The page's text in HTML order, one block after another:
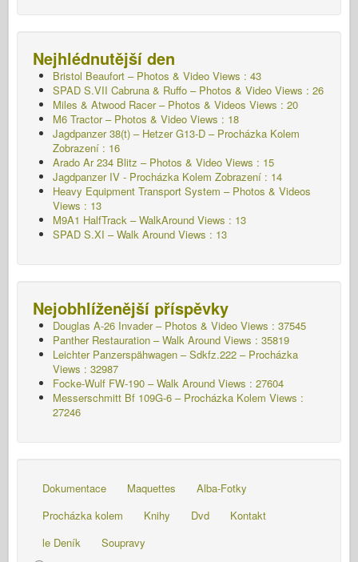
Nejhlédnutější den
Bristol Beaufort – Photos & Video Views : 43
SPAD S.VII Cabruna & Ruffo – Photos & Video Views : 26
Miles & Atwood Racer – Photos & Videos Views : 20
M6 Tractor – Photos & Video Views : 18
Jagdpanzer 38(t) – Hetzer G13-D – Procházka Kolem
Zobrazení : 16
Arado Ar 234 Blitz – Photos & Video Views : 15
Jagdpanzer IV - Procházka Kolem Zobrazení : 14
Heavy Equipment Transport System – Photos & Videos
Views : 13
M9A1 HalfTrack – WalkAround Views : 13
SPAD S.XI – Walk Around Views : 13
Nejobhlíženější příspěvky
Douglas A-26 Invader – Photos & Video Views : 37545
Panther Restauration – Walk Around Views : 35819
Leichter Panzerspähwagen – Sdkfz.222 – Procházka
Views : 32987
Focke-Wulf FW-190 – Walk Around Views : 27604
Messerschmitt Bf 109G-6 – Procházka Kolem Views :
27246
Dokumentace Maquettes
Alba-Fotky
Procházka kolem
Knihy Dvd
Kontakt
le Deník
Soupravy